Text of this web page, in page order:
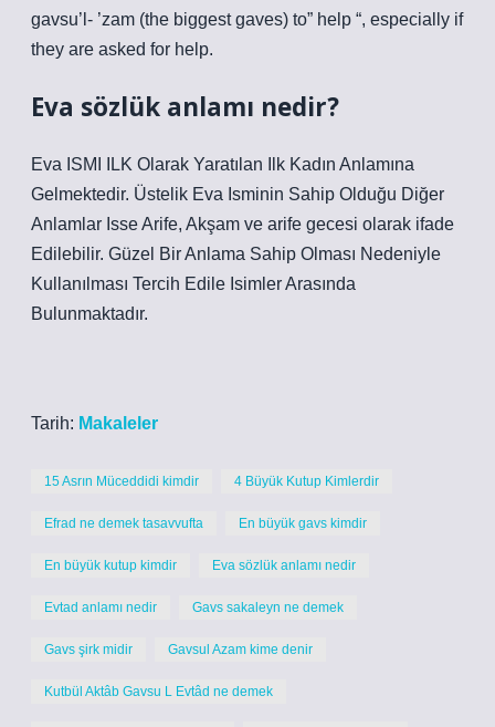
gavsu’l- ’zam (the biggest gaves) to” help “, especially if
they are asked for help.
Eva sözlük anlamı nedir?
Eva ISMI ILK Olarak Yaratılan Ilk Kadın Anlamına
Gelmektedir. Üstelik Eva Isminin Sahip Olduğu Diğer
Anlamlar Isse Arife, Akşam ve arife gecesi olarak ifade
Edilebilir. Güzel Bir Anlama Sahip Olması Nedeniyle
Kullanılması Tercih Edile Isimler Arasında
Bulunmaktadır.
Tarih: Makaleler
15 Asrın Müceddidi kimdir 4 Büyük Kutup Kimlerdir
Efrad ne demek tasavvufta En büyük gavs kimdir
En büyük kutup kimdir Eva sözlük anlamı nedir
Evtad anlamı nedir Gavs sakaleyn ne demek
Gavs şirk midir Gavsul Azam kime denir
Kutbül Aktâb Gavsu L Evtâd ne demek